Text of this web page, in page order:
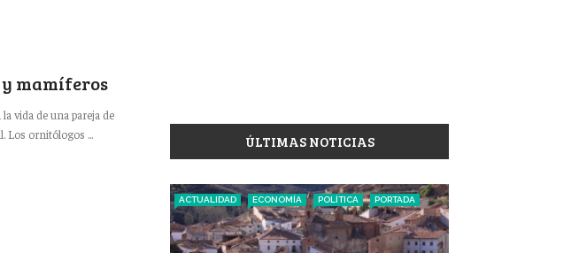
mamíferos
vida de una pareja de
Los ornitólogos ...
ÚLTIMAS NOTICIAS
ACTUALIDAD ECONOMÍA POLÍTICA PORTADA